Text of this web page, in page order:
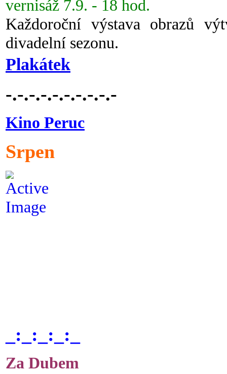
vernisáž 7.9. - 18 hod.
Každoroční výstava obrazů
divadelní sezonu.
Plakátek
-.-.-.-.-.-.-.-.-.-
Kino Peruc
Srpen
_:_:_:_:_
Za Dubem